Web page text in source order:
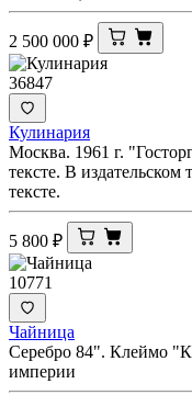
2 500 000 ₽
36847
Кулинария
Москва. 1961 г.
тексте. В
тексте.
5 800 ₽
10771
Чайница
Серебро 84". Клеймо
империи